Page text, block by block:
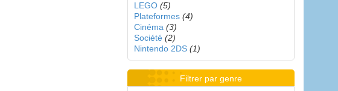
LEGO (5)
Plateformes (4)
Cinéma (3)
Société (2)
Nintendo 2DS (1)
Filtrer par genre